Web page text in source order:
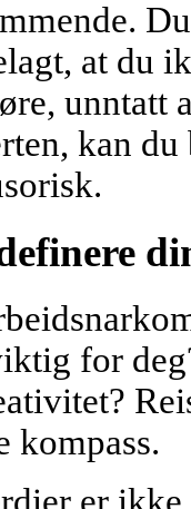
at du
unntatt
kan
for